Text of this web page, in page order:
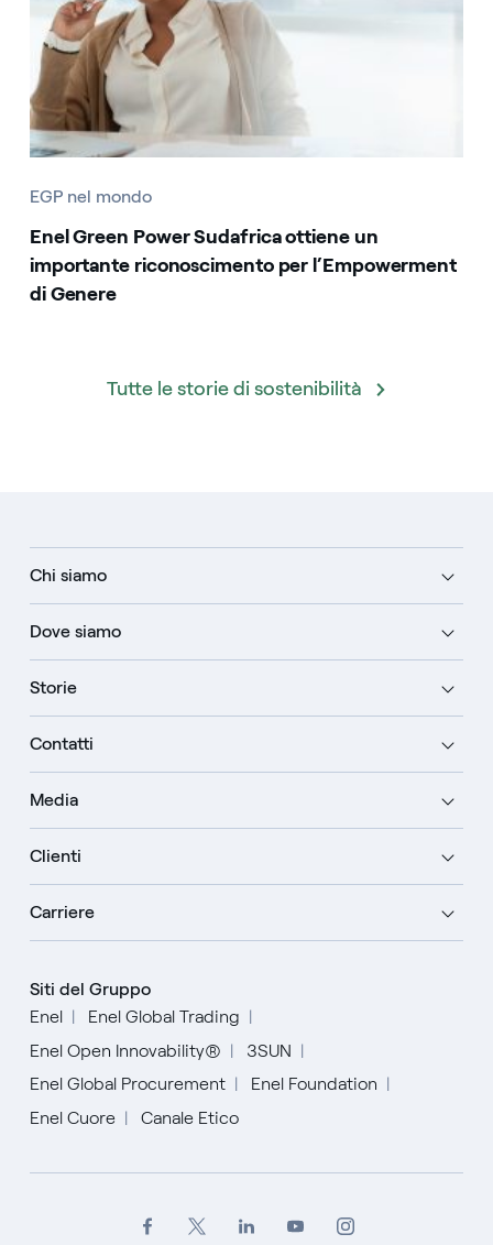
EGP nel mondo
Enel Green Power Sudafrica ottiene un
importante riconoscimento per l’Empowerment
di Genere
Tutte le storie di sostenibilità
Chi siamo
Dove siamo
Storie
Contatti
Media
Clienti
Carriere
Siti del Gruppo
Enel
Enel Global Trading
Enel Open Innovability®
3SUN
Enel Global Procurement
Enel Foundation
Enel Cuore
Canale Etico